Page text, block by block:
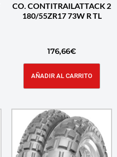
CO. CONTITRAILATTACK 2
180/55ZR17 73W R TL
176,66€
AÑADIR AL CARRITO